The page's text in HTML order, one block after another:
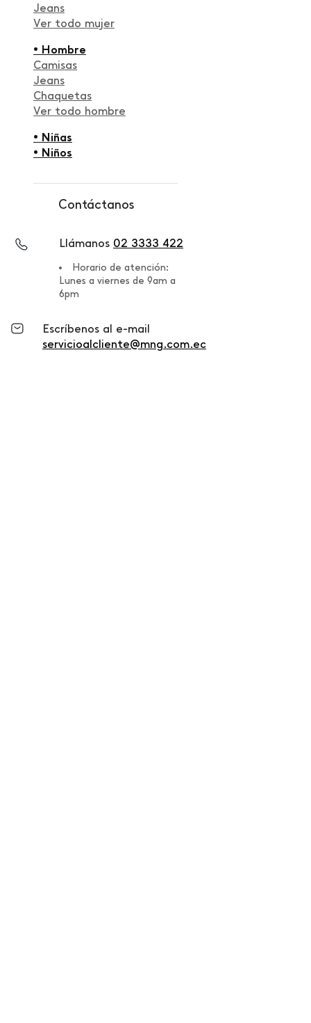
Jeans
Ver todo mujer
• Hombre
Camisas
Jeans
Chaquetas
Ver todo hombre
• Niñas
• Niños
Contáctanos
Llámanos 02 3333 422
Horario de atención:
Lunes a viernes de 9am a
6pm
Escríbenos al e-mail
servicioalcliente@mng.com.ec